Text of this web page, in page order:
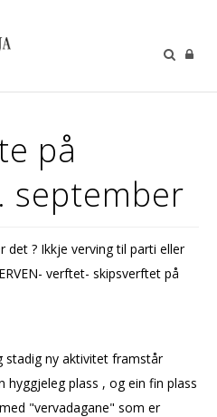
på
september
det ? Ikkje verving til parti eller
verftet- skipsverftet på
stadig ny aktivitet framstår
hyggjeleg plass , og ein fin plass
"vervadagane" som er